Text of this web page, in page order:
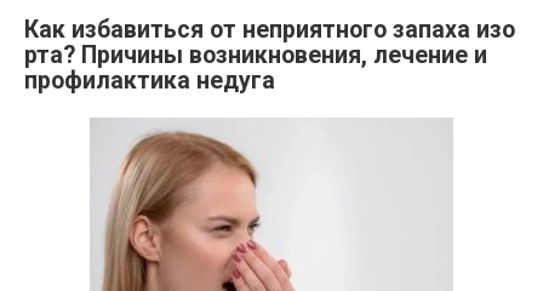
Как избавиться от неприятного запаха изо
рта? Причины возникновения, лечение и
профилактика недуга